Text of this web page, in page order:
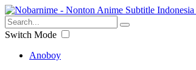
Switch Mode
Anoboy